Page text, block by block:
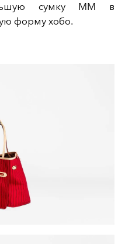
сумку MM в
форму хобо.